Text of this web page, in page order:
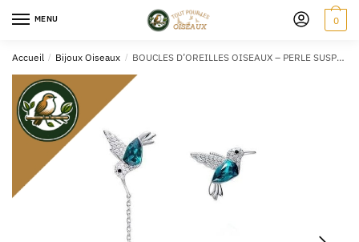
MENU 0
Accueil / Bijoux Oiseaux / BOUCLES D’OREILLES OISEAUX – PERLE SUSPENDUE